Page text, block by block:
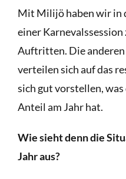
Mit Milijö haben wir in
einer
Auftritten. Die
verteilen sich auf das
sich gut vorstellen,
Anteil am Jahr hat.
Wie sieht denn die
Jahr aus?